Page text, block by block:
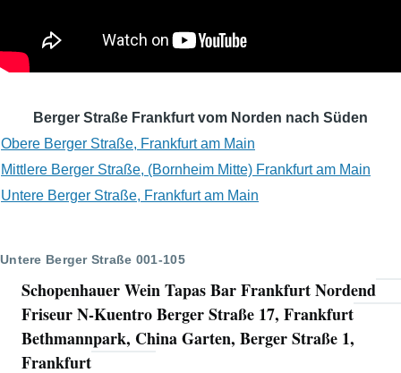
Berger Straße Frankfurt vom Norden nach Süden
Obere Berger Straße, Frankfurt am Main
Mittlere Berger Straße, (Bornheim Mitte) Frankfurt am Main
Untere Berger Straße, Frankfurt am Main
Untere Berger Straße 001-105
Schopenhauer Wein Tapas Bar Frankfurt Nordend
Friseur N-Kuentro Berger Straße 17, Frankfurt
Bethmannpark, China Garten, Berger Straße 1,
Frankfurt